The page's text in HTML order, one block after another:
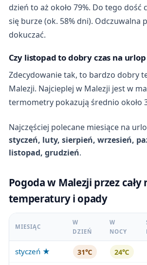
dzień to aż około 79%. Do tego dość
się burze (ok. 58% dni). Odczuwalna
dokuczać.
Czy listopad to dobry czas na
Zdecydowanie tak, to bardzo dobry
Malezji. Najcieplej w Malezji jest w
termometry pokazują średnio około
Najczęściej polecane miesiące na
styczeń, luty, sierpień, wrzesień,
listopad, grudzień.
Pogoda w Malezji przez cały
temperatury i opady
MIESIĄC
W
DZIEŃ
W
NOCY
styczeń ★ 31℃ 24℃